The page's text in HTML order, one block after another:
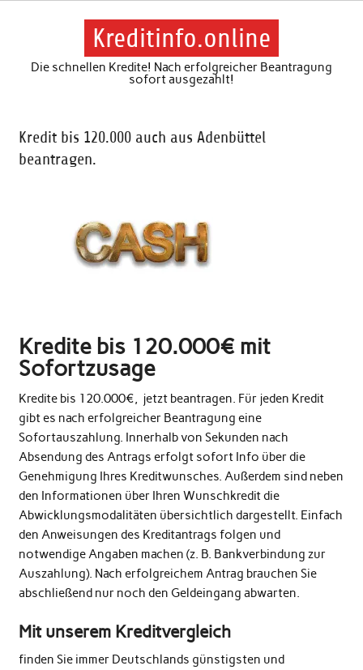
Skip
Kreditinfo.online
Die schnellen Kredite! Nach erfolgreicher Beantragung
sofort ausgezahlt!
Kredit bis 120.000 auch aus Adenbüttel
beantragen.
Kredite bis 120.000€ mit
Sofortzusage
Kredite bis 120.000€, jetzt beantragen. Für jeden Kredit
gibt es nach erfolgreicher Beantragung eine
Sofortauszahlung. Innerhalb von Sekunden nach
Absendung des Antrags erfolgt sofort Info über die
Genehmigung Ihres Kreditwunsches. Außerdem sind neben
den Informationen über Ihren Wunschkredit die
Abwicklungsmodalitäten übersichtlich dargestellt. Einfach
den Anweisungen des Kreditantrags folgen und
notwendige Angaben machen (z. B. Bankverbindung zur
Auszahlung). Nach erfolgreichem Antrag brauchen Sie
abschließend nur noch den Geldeingang abwarten.
Mit unserem Kreditvergleich
finden Sie immer Deutschlands günstigsten und